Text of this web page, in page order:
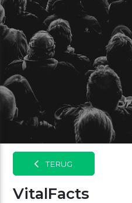
TERUG
VitalFacts